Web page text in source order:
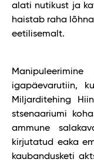
alati nutikust ja
haistab raha
eetilisemalt.
igapäevarutiin,
Miljarditehing
stsenaariumi
ammune
kirjutatud eaka
kaubandusketi